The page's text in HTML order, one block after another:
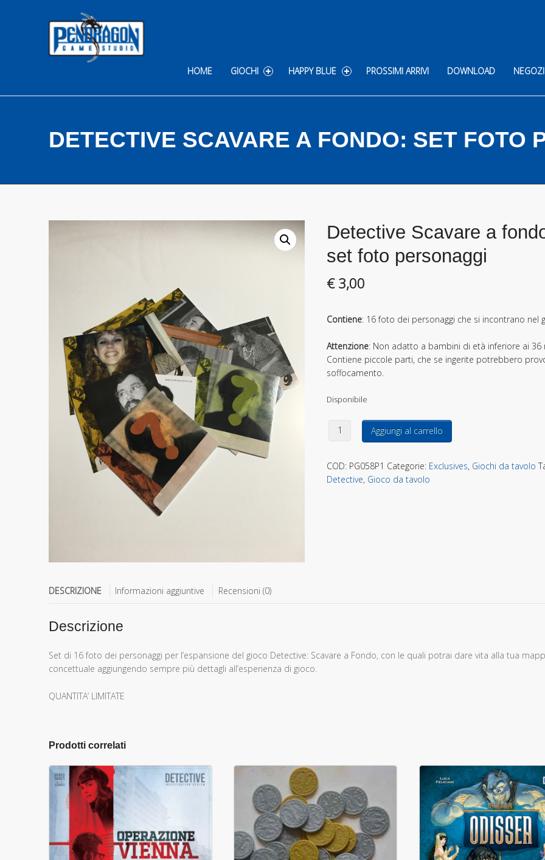
HOME
GIOCHI HAPPY BLUE PROSSIMI ARRIVI DOWNLOAD NEGOZI
DETECTIVE SCAVARE A FONDO: SET FOTO
Detective Scavare a
set foto personaggi
€3,00
Contiene: 16 foto dei personaggi che si incontrano nel
Attenzione: Non adatto a bambini di età inferiore ai 36
Contiene piccole parti, che se ingerite potrebbero
soffocamento.
Disponibile
Detective Scavare a fondo: set foto personaggi quantità
Aggiungi al carrello
COD: PG058P1 Categorie: Exclusives, Giochi da tavolo
Detective, Gioco da tavolo
DESCRIZIONE Informazioni aggiuntive Recensioni (0)
Descrizione
Set di 16 foto dei personaggi per l’espansione del gioco Detective: Scavare a Fondo, con le quali potrai dare vita alla tua
concettuale aggiungendo sempre più dettagli all’esperienza di gioco.
QUANTITA’ LIMITATE
Prodotti correlati